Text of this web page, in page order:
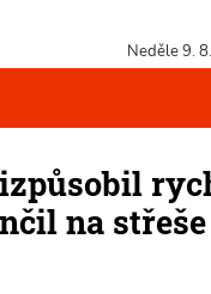
Neděle 9. 8.
na